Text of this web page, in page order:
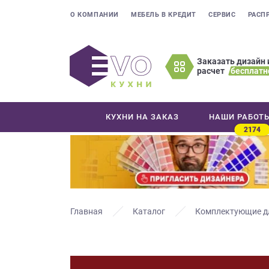
О КОМПАНИИ МЕБЕЛЬ В КРЕДИТ СЕРВИС
Заказать дизайн
расчет
КУХНИ НА ЗАКАЗ НАШИ
2174
Главная Каталог Комплектующие
ваши